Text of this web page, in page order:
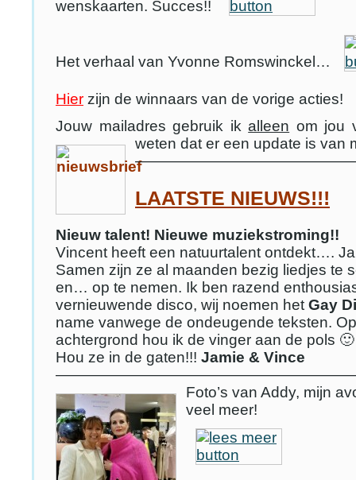
wenskaarten. Succes!!
Het verhaal van Yvonne Romswinckel…
Hier zijn de winnaars van de vorige acties!
Jouw mailadres gebruik ikalleen om jou
weten dat er een update is van
LAATSTE NIEUWS!!!
Nieuw talent! Nieuwe muziekstroming!!
Vincent heeft een natuurtalent ontdekt….
Samen zijn ze al maanden bezig liedjes te
en… op te nemen. Ik ben razend
vernieuwende disco, wij noemen het Gay
name vanwege de ondeugende teksten.
achtergrond hou ik de vinger aan de pols 🙂
Hou ze in de gaten!!! Jamie & Vince
Foto’s van Addy, mijn
veel meer!